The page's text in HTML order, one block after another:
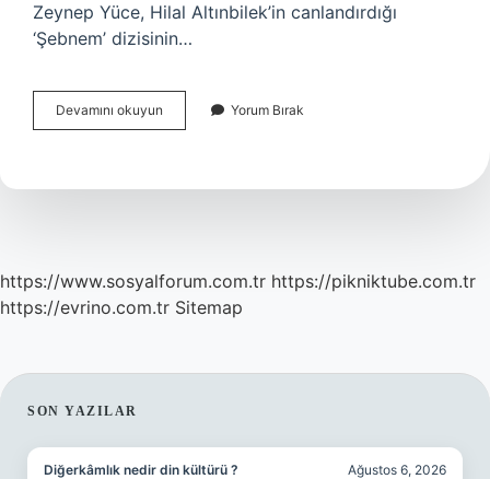
Zeynep Yüce, Hilal Altınbilek’in canlandırdığı
‘Şebnem’ dizisinin…
Devamını okuyun Züleyha
Yaman
Yorum Bırak
https://www.sosyalforum.com.tr https://pikniktube.com.tr
https://evrino.com.tr Sitemap
SIDEBAR
SON YAZILAR
Diğerkâmlık nedir din kültürü ? Ağustos 6, 2026